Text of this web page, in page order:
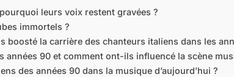
leurs voix restent gravées ?
immortels ?
la carrière des chanteurs italiens dans les
années 90 et comment ont-ils influencé la scène
des années 90 dans la musique d’aujourd’hui ?